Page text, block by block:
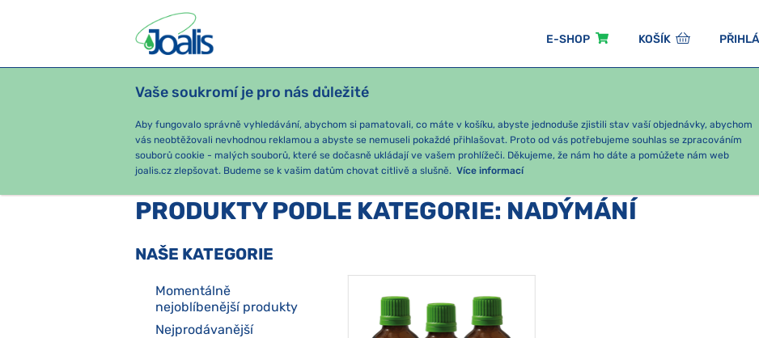
E-SHOP KOŠÍK
Vaše soukromí je pro nás důležité
Aby fungovalo správně vyhledávání, abychom si pamatovali, co máte v košíku, abyste jednoduše zjistili stav vaší objednávky, abychom
vás neobtěžovali nevhodnou reklamou a abyste se nemuseli pokaždé přihlašovat. Proto od vás potřebujeme souhlas se zpracováním
souborů cookie - malých souborů, které se dočasně ukládají ve vašem prohlížeči. Děkujeme, že nám ho dáte a pomůžete nám web
joalis.cz zlepšovat. Budeme se k vašim datům chovat citlivě a slušně. Více informací
PRODUKTY PODLE OBTÍŽÍ SEZÓNNÍ BALÍČKY
PRODUKTY PODLE KATEGORIE: NADÝMÁNÍ
NAŠE KATEGORIE
Momentálně
nejoblíbenější produkty
Nejprodávanější